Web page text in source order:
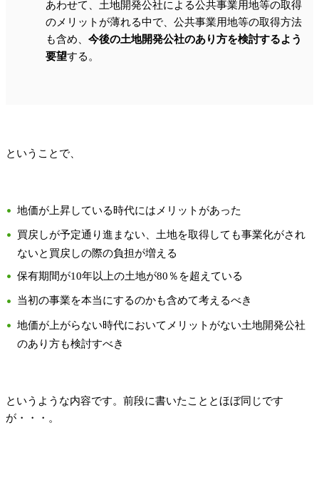
あわせて、土地開発公社による公共事業用地等の取得
のメリットが薄れる中で、公共事業用地等の取得方法
も含め、 今後の土地開発公社のあり方を検討するよう
要望する。
ということで、
地価が上昇している時代にはメリットがあった
買戻しが予定通り進まない、土地を取得しても事業化がされ
ないと買戻しの際の負担が増える
保有期間が10年以上の土地が80％を超えている
当初の事業を本当にするのかも含めて考えるべき
地価が上がらない時代においてメリットがない土地開発公社
のあり方も検討すべき
というような内容です。前段に書いたこととほぼ同じです
が・・・。